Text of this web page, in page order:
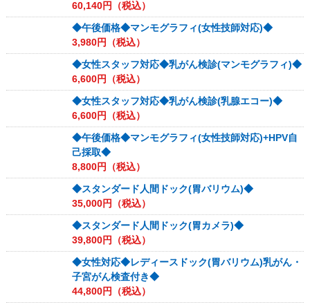
60,140円（税込）
◆午後価格◆マンモグラフィ(女性技師対応)◆
3,980円（税込）
◆女性スタッフ対応◆乳がん検診(マンモグラフィ)◆
6,600円（税込）
◆女性スタッフ対応◆乳がん検診(乳腺エコー)◆
6,600円（税込）
◆午後価格◆マンモグラフィ(女性技師対応)+HPV自
己採取◆
8,800円（税込）
◆スタンダード人間ドック(胃バリウム)◆
35,000円（税込）
◆スタンダード人間ドック(胃カメラ)◆
39,800円（税込）
◆女性対応◆レディースドック(胃バリウム)乳がん・
子宮がん検査付き◆
44,800円（税込）